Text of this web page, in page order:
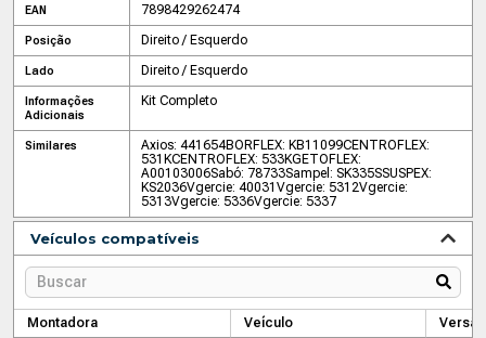
EAN 7898429262474
Posição Direito / Esquerdo
Lado Direito / Esquerdo
Informações
Adicionais
Kit Completo
Similares Axios: 441654BORFLEX: KB11099CENTROFLEX:
531KCENTROFLEX: 533KGETOFLEX:
A00103006Sabó: 78733Sampel: SK335SSUSPEX:
KS2036Vgercie: 40031 Vgercie: 5312Vgercie:
5313Vgercie: 5336Vgercie: 5337
Veículos compatíveis
Montadora Veículo
Versão